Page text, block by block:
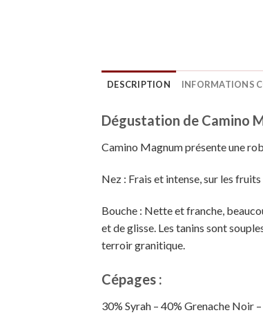
DESCRIPTION INFORMATIONS
Dégustation de Camino
Camino Magnum présente une
Nez : Frais et intense, sur les
Bouche : Nette et franche,
et de glisse. Les tanins sont
terroir granitique.
Cépages :
30% Syrah – 40% Grenache Noir